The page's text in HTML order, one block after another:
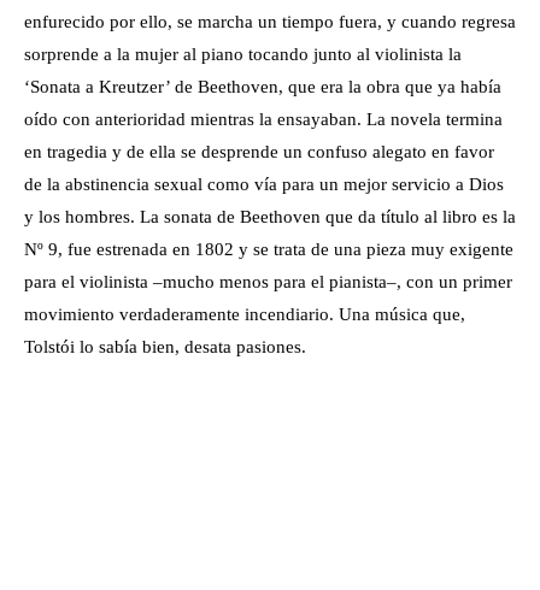
enfurecido por ello, se marcha un tiempo fuera, y cuando regresa
sorprende a la mujer al piano tocando junto al violinista la
‘Sonata a Kreutzer’ de Beethoven, que era la obra que ya había
oído con anterioridad mientras la ensayaban. La novela termina
en tragedia y de ella se desprende un confuso alegato en favor
de la abstinencia sexual como vía para un mejor servicio a Dios
y los hombres. La sonata de Beethoven que da título al libro es la
Nº 9, fue estrenada en 1802 y se trata de una pieza muy exigente
para el violinista –mucho menos para el pianista–, con un primer
movimiento verdaderamente incendiario. Una música que,
Tolstói lo sabía bien, desata pasiones.